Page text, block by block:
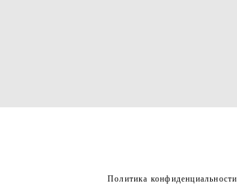
Политика конфиденциальности